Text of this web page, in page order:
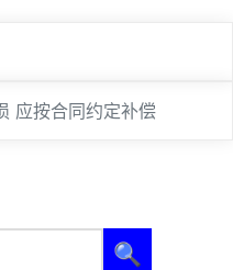
应按合同约定补偿
🔍